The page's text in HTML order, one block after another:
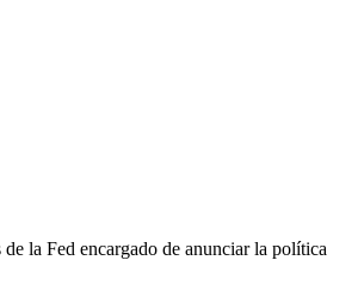
la Fed encargado de anunciar la política